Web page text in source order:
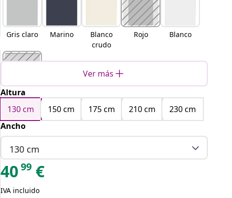
Gris claro Marino
Blanco
crudo
Rojo Blanco
Amarillo
Ver más
Altura
130 cm
150 cm 175 cm 210 cm
230 cm
Ancho
130 cm
4099 €
IVA incluido